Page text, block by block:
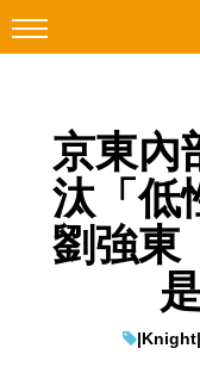
Facebook
科技焦點
網絡生活
京東內
汰「低
劉強東
|Knight|